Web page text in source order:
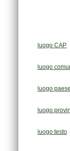
luogo CAP
luogo
luogo paese
luogo
luogo testo